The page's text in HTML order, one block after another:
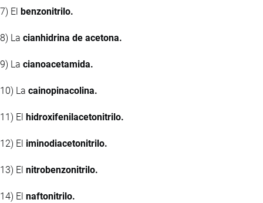
7) El benzonitrilo.
8) La cianhidrina de acetona.
9) La cianoacetamida.
10) La cainopinacolina.
11) El hidroxifenilacetonitrilo.
12) El iminodiacetonitrilo.
13) El nitrobenzonitrilo.
14) El naftonitrilo.